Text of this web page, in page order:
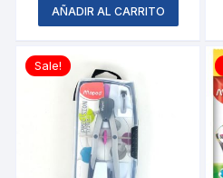
AÑADIR AL CARRITO
Sale!